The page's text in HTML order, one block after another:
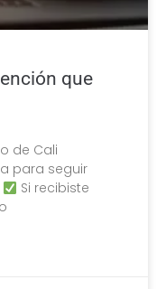
que
de Cali
para seguir
Si recibiste